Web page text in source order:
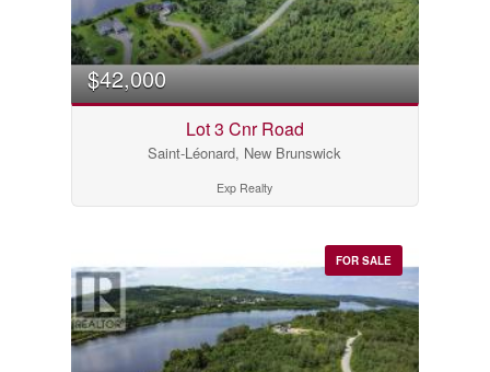
$42,000
Lot 3 Cnr Road
Saint-Léonard, New Brunswick
Exp Realty
FOR SALE